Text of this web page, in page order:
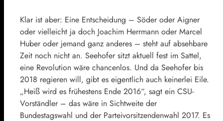
Klar ist aber: Eine Entscheidung – Söder oder Aigner
oder vielleicht ja doch Joachim Herrmann oder Marcel
Huber oder jemand ganz anderes – steht auf absehbare
Zeit noch nicht an. Seehofer sitzt aktuell fest im Sattel,
eine Revolution wäre chancenlos. Und da Seehofer bis
2018 regieren will, gibt es eigentlich auch keinerlei Eile.
„Heiß wird es frühestens Ende 2016“, sagt ein CSU-
Vorständler – das wäre in Sichtweite der
Bundestagswahl und der Parteivorsitzendenwahl 2017. Es